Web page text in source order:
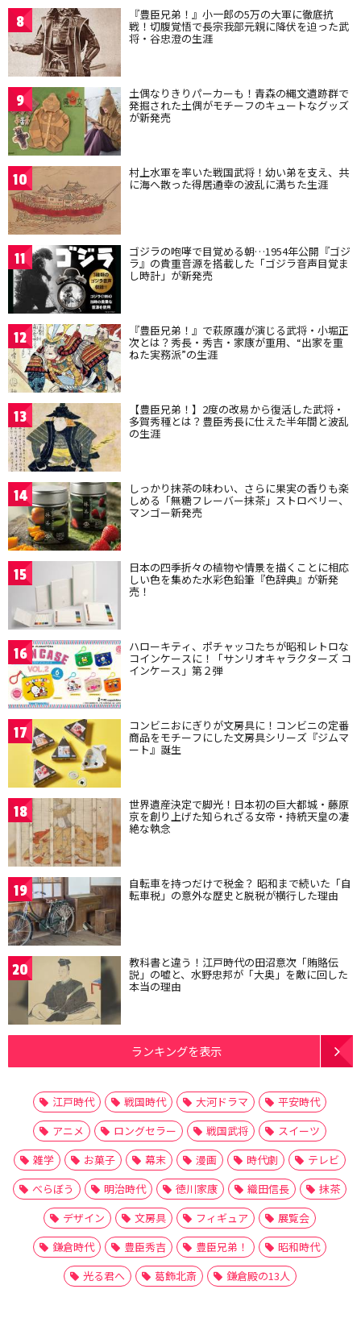
8 『豊臣兄弟！』小一郎の5万の大軍に徹底抗
戦！切腹覚悟で長宗我部元親に降伏を迫った武
将・谷忠澄の生涯
9 土偶なりきりパーカーも！青森の縄文遺跡群で
発掘された土偶がモチーフのキュートなグッズ
が新発売
10 村上水軍を率いた戦国武将！幼い弟を支え、共
に海へ散った得居通幸の波乱に満ちた生涯
11 ゴジラの咆哮で目覚める朝…1954年公開『ゴジ
ラ』の貴重音源を搭載した「ゴジラ音声目覚ま
し時計」が新発売
12 『豊臣兄弟！』で萩原護が演じる武将・小堀正
次とは？秀長・秀吉・家康が重用、“出家を重
ねた実務派”の生涯
13 【豊臣兄弟！】2度の改易から復活した武将・
多賀秀種とは？豊臣秀長に仕えた半年間と波乱
の生涯
14 しっかり抹茶の味わい、さらに果実の香りも楽
しめる「無糖フレーバー抹茶」ストロベリー、
マンゴー新発売
15 日本の四季折々の植物や情景を描くことに相応
しい色を集めた水彩色鉛筆『色辞典』が新発
売！
16 ハローキティ、ポチャッコたちが昭和レトロな
コインケースに！「サンリオキャラクターズ コ
インケース」第２弾
17 コンビニおにぎりが文房具に！コンビニの定番
商品をモチーフにした文房具シリーズ『ジムマ
ート』誕生
18 世界遺産決定で脚光！日本初の巨大都城・藤原
京を創り上げた知られざる女帝・持統天皇の凄
絶な執念
19 自転車を持つだけで税金？ 昭和まで続いた「自
転車税」の意外な歴史と脱税が横行した理由
20 教科書と違う！江戸時代の田沼意次「賄賂伝
説」の嘘と、水野忠邦が「大奥」を敵に回した
本当の理由
ランキングを表示
江戸時代 戦国時代 大河ドラマ
平安時代
アニメ
ロングセラー 戦国武将
スイーツ
雑学
お菓子 幕末 漫画 時代劇
テレビ
べらぼう
明治時代 徳川家康 織田信長
抹茶
デザイン
文房具 フィギュア
展覧会
鎌倉時代
豊臣秀吉 豊臣兄弟！
昭和時代
光る君へ
葛飾北斎 鎌倉殿の13人